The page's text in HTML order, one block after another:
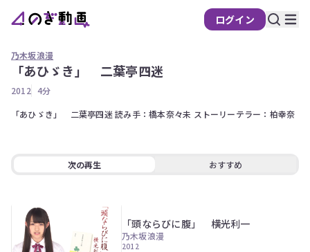
ログイン
の
乃木坂浪漫
「あひゞき」 二葉亭四迷
2012 4分
「あひゞき」　二葉亭四迷 読み手：橋本奈々未 ストーリーテラー：柏幸奈
次の再生 おすすめ
「頭ならびに腹」 横光利一
乃木坂浪漫
2012